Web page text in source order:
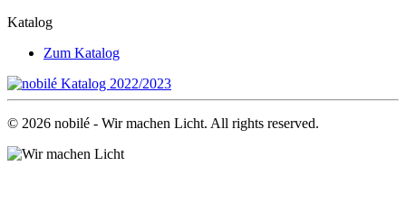
Katalog
Zum Katalog
© 2026 nobilé - Wir machen Licht. All rights reserved.